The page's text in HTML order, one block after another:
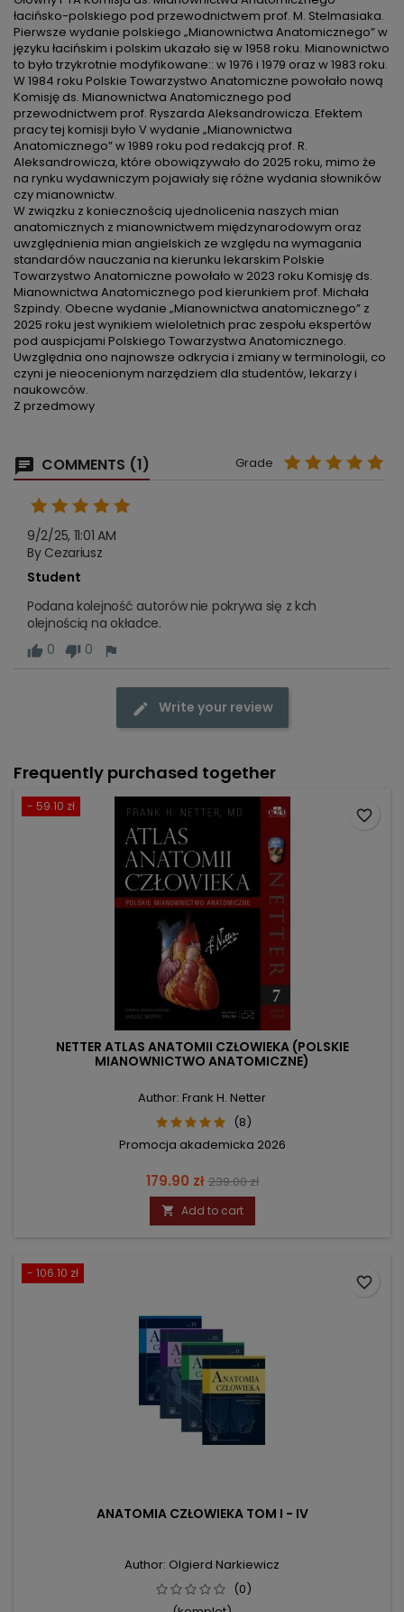
łacińsko-polskiego pod przewodnictwem prof. M. Stelmasiaka.
Pierwsze wydanie polskiego „Mianownictwa Anatomicznego” w
języku łacińskim i polskim ukazało się w 1958 roku. Mianownictwo
to było trzykrotnie modyfikowane:: w 1976 i 1979 oraz w 1983 roku.
W 1984 roku Polskie Towarzystwo Anatomiczne powołało nową
Komisję ds. Mianownictwa Anatomicznego pod
przewodnictwem prof. Ryszarda Aleksandrowicza. Efektem
pracy tej komisji było V wydanie „Mianownictwa
Anatomicznego” w 1989 roku pod redakcją prof. R.
Aleksandrowicza, które obowiązywało do 2025 roku, mimo że
na rynku wydawniczym pojawiały się różne wydania słowników
czy mianownictw.
W związku z koniecznością ujednolicenia naszych mian
anatomicznych z mianownictwem międzynarodowym oraz
uwzględnienia mian angielskich ze względu na wymagania
standardów nauczania na kierunku lekarskim Polskie
Towarzystwo Anatomiczne powołało w 2023 roku Komisję ds.
Mianownictwa Anatomicznego pod kierunkiem prof. Michała
Szpindy. Obecne wydanie „Mianownictwa anatomicznego” z
2025 roku jest wynikiem wieloletnich prac zespołu ekspertów
pod auspicjami Polskiego Towarzystwa Anatomicznego.
Uwzględnia ono najnowsze odkrycia i zmiany w terminologii, co
czyni je nieocenionym narzędziem dla studentów, lekarzy i
naukowców.
Z przedmowy
COMMENTS (1) Grade
9/2/25, 11:01 AM
By Cezariusz
Student
Podana kolejność autorów nie pokrywa się z kch
olejnością na okładce.
0
0
Write your review
Frequently purchased together
- 59.10 zł
NETTER ATLAS ANATOMII CZŁOWIEKA (POLSKIE
MIANOWNICTWO ANATOMICZNE)
Author: Frank H. Netter
(8)
Promocja akademicka 2026
Price
179.90 zł Regular
price
239.00 zł
 Add to cart
favorite_border
- 106.10 zł
ANATOMIA CZŁOWIEKA TOM I - IV
Author: Olgierd Narkiewicz
(0)
favorite_border